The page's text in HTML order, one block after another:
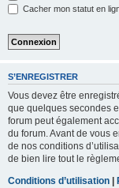
Cacher mon statut en
S’ENREGISTRER
Vous devez être
que quelques secondes
forum peut également
du forum. Avant de vous
de nos conditions
de bien lire tout le
Conditions d’utilisation |